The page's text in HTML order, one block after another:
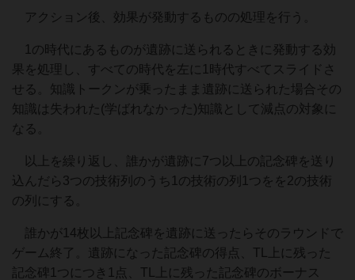
アクション後、効果が発動するものの処理を行う。
1の時代にあるものが遺跡に送られるときに発動する効
果を処理し、すべての時代を左に1時代すべてスライドさ
せる。知識トークンが乗ったまま遺跡に送られた場合その
知識は失われた(学ばれなかった)知識として減点の対象に
なる。
以上を繰り返し、誰かが遺跡に7つ以上の記念碑を送り
込んだら3つの技術列のうち1の技術の列1つをを2の技術
の列にする。
誰かが14枚以上記念碑を遺跡に送ったらそのラウンドで
ゲーム終了。遺跡になった記念碑の得点、TL上に残った
記念碑1つにつき1点、TL上に残った記念碑のボーナス